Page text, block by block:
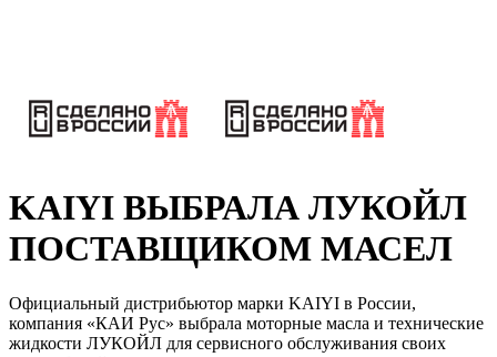
KAIYI ВЫБРАЛА ЛУКОЙЛ
ПОСТАВЩИКОМ МАСЕЛ
Официальный дистрибьютор марки KAIYI в России,
компания «КАИ Рус» выбрала моторные масла и технические
жидкости ЛУКОЙЛ для сервисного обслуживания своих